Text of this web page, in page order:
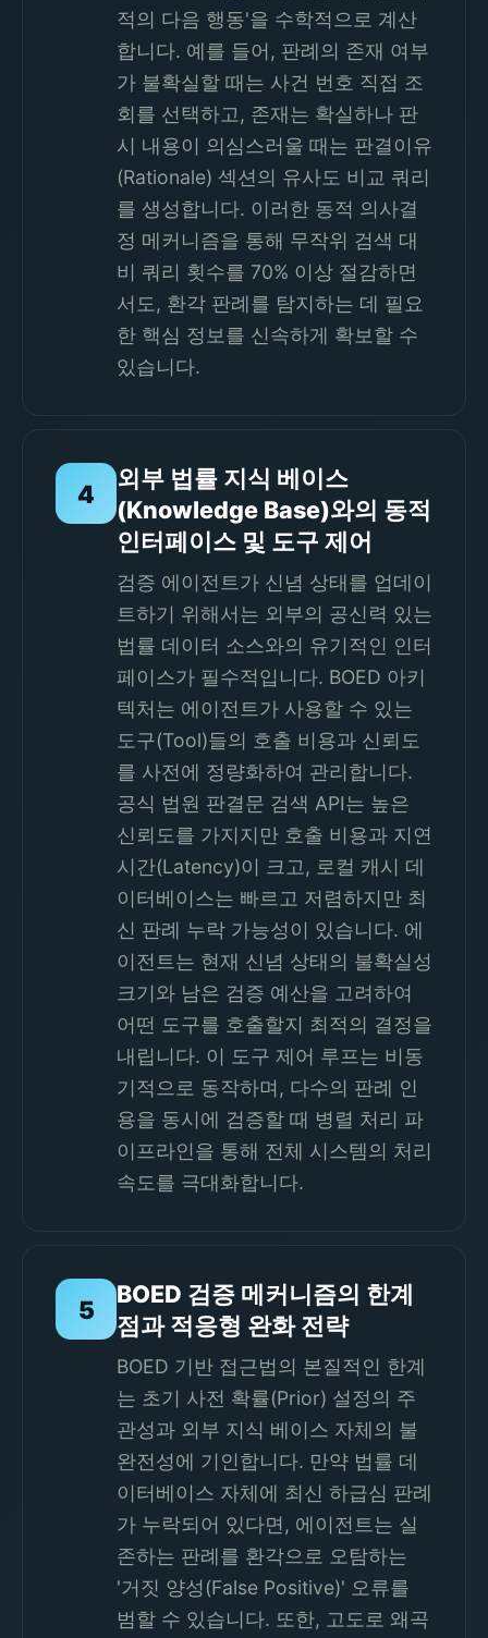
적의 다음 행동'을 수학적으로 계산
합니다. 예를 들어, 판례의 존재 여부
가 불확실할 때는 사건 번호 직접 조
회를 선택하고, 존재는 확실하나 판
시 내용이 의심스러울 때는 판결이유
(Rationale) 섹션의 유사도 비교 쿼리
를 생성합니다. 이러한 동적 의사결
정 메커니즘을 통해 무작위 검색 대
비 쿼리 횟수를 70% 이상 절감하면
서도, 환각 판례를 탐지하는 데 필요
한 핵심 정보를 신속하게 확보할 수
있습니다.
4
외부 법률 지식 베이스
(Knowledge Base)와의 동적
인터페이스 및 도구 제어
검증 에이전트가 신념 상태를 업데이
트하기 위해서는 외부의 공신력 있는
법률 데이터 소스와의 유기적인 인터
페이스가 필수적입니다. BOED 아키
텍처는 에이전트가 사용할 수 있는
도구(Tool)들의 호출 비용과 신뢰도
를 사전에 정량화하여 관리합니다.
공식 법원 판결문 검색 API는 높은
신뢰도를 가지지만 호출 비용과 지연
시간(Latency)이 크고, 로컬 캐시 데
이터베이스는 빠르고 저렴하지만 최
신 판례 누락 가능성이 있습니다. 에
이전트는 현재 신념 상태의 불확실성
크기와 남은 검증 예산을 고려하여
어떤 도구를 호출할지 최적의 결정을
내립니다. 이 도구 제어 루프는 비동
기적으로 동작하며, 다수의 판례 인
용을 동시에 검증할 때 병렬 처리 파
이프라인을 통해 전체 시스템의 처리
속도를 극대화합니다.
5
BOED 검증 메커니즘의 한계
점과 적응형 완화 전략
BOED 기반 접근법의 본질적인 한계
는 초기 사전 확률(Prior) 설정의 주
관성과 외부 지식 베이스 자체의 불
완전성에 기인합니다. 만약 법률 데
이터베이스 자체에 최신 하급심 판례
가 누락되어 있다면, 에이전트는 실
존하는 판례를 환각으로 오탐하는
'거짓 양성(False Positive)' 오류를
범할 수 있습니다. 또한, 고도로 왜곡